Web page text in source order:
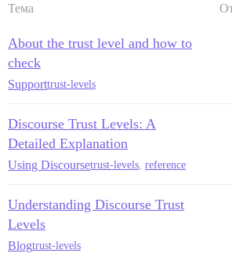
Тема
About the trust level and how to
check
Supporttrust-levels
Discourse Trust Levels: A
Detailed Explanation
Using Discoursetrust-levels, reference
Understanding Discourse Trust
Levels
Blogtrust-levels